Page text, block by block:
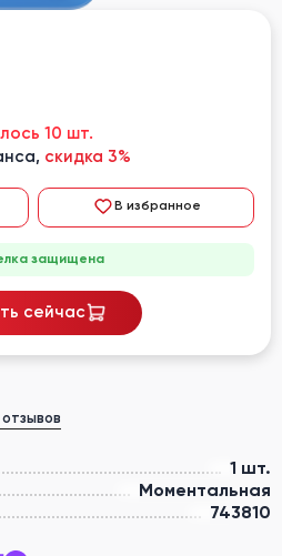
1 шт.
Моментальная
743810
10 шт.
скидка 3%
В избранное
защищена
сейчас